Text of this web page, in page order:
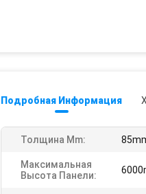
Подробная Информация
Толщина Mm:
Максимальная
Высота Панели: